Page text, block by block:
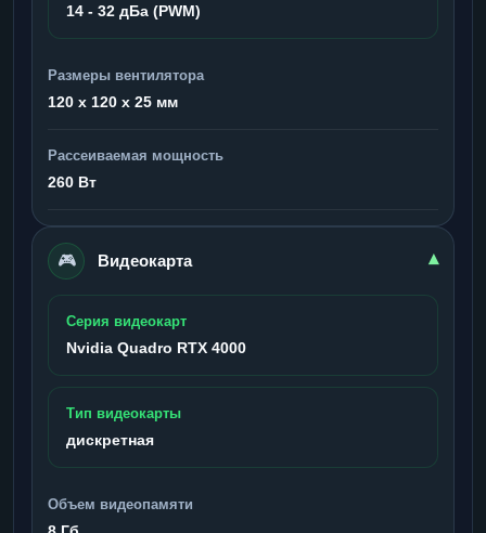
14 - 32 дБа (PWM)
Размеры вентилятора
120 x 120 x 25 мм
Рассеиваемая мощность
260 Вт
🎮 Видеокарта ▾
Серия видеокарт
Nvidia Quadro RTX 4000
Тип видеокарты
дискретная
Объем видеопамяти